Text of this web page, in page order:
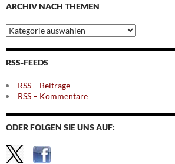
ARCHIV NACH THEMEN
Archiv
nach
Themen
RSS-FEEDS
RSS – Beiträge
RSS – Kommentare
ODER FOLGEN SIE UNS AUF: